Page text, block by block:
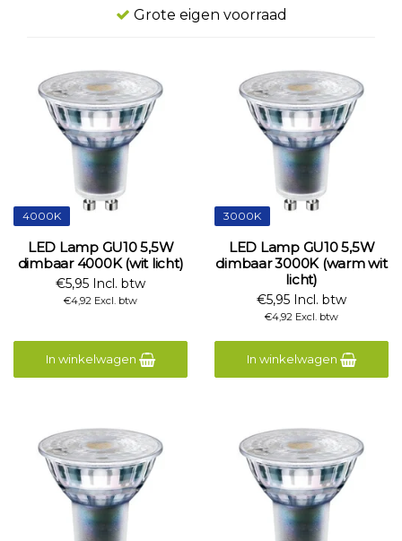
Grote eigen voorraad
4000K
LED Lamp GU10 5,5W
dimbaar 4000K (wit licht)
€5,95 Incl. btw
€4,92 Excl. btw
In winkelwagen
3000K
LED Lamp GU10 5,5W
dimbaar 3000K (warm wit
licht)
€5,95 Incl. btw
€4,92 Excl. btw
In winkelwagen